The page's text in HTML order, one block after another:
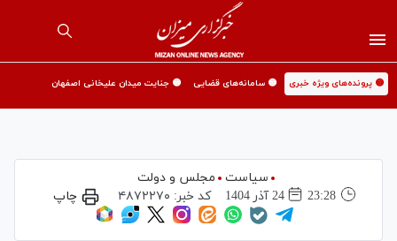
🟡 پرونده‌های ویژه خبری 🟡 سامانه‌های قضایی 🟡 جنایت میدان علیخانی اصفهان
سیاست
مجلس و دولت
23:28
24 آذر 1404 کد خبر: ۴۸۷۲۲۷۰ چاپ